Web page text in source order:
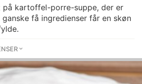
på kartoffel-porre-suppe, der er
få ingredienser får en skøn